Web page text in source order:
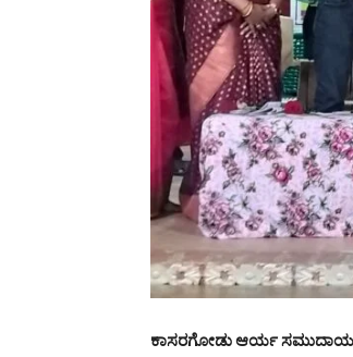
ಕಾಸರಗೋಡು ಆರ್ಯ ಸಮುದಾಯ